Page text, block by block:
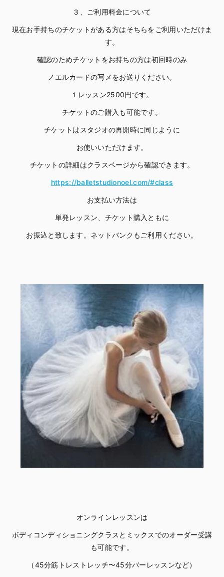
３、ご利用料金について
現在お手持ちのチケットがある方はそちらをご利用いただけま
す。
確認のためチケットをお持ちの方は初回時のみ
ノエルカードの写メをお送りください。
１レッスン2500円です。
チケットのご購入も可能です。
チケットはスタジオの再開時に同じように
お使いいただけます。
チケットの詳細はクラスページから確認できます。
https://balletstudionoel.com/#class
お支払い方法は
単発レッスン、チケット購入ともに
お振込と致します。ネットバンクもご利用ください。
オンラインレッスンは
ボディコンディショニングクラスとミックスでのオーダー受講
も可能です。
（45分筋トレストレッチ〜45分バーレッスンなど）